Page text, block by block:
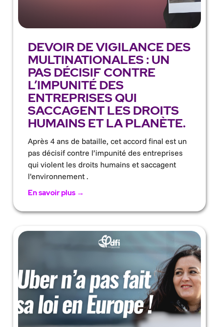
DEVOIR DE VIGILANCE DES
MULTINATIONALES : UN
PAS DÉCISIF CONTRE
L’IMPUNITÉ DES
ENTREPRISES QUI
SACCAGENT LES DROITS
HUMAINS ET LA PLANÈTE.
Après 4 ans de bataille, cet accord final est un
pas décisif contre l’impunité des entreprises
qui violent les droits humains et saccagent
l’environnement .
En savoir plus →